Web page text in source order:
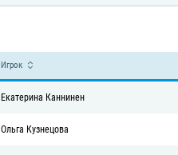
Игрок
Екатерина Каннинен
Ольга Кузнецова